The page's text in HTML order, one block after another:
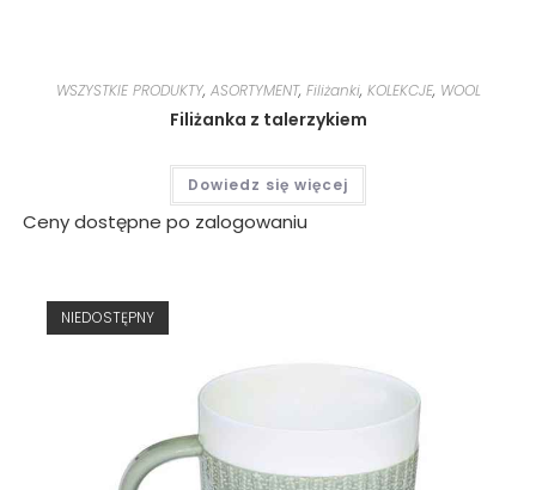
WSZYSTKIE PRODUKTY, ASORTYMENT, Filiżanki, KOLEKCJE, WOOL
Filiżanka z talerzykiem
Dowiedz się więcej
Ceny dostępne po zalogowaniu
NIEDOSTĘPNY